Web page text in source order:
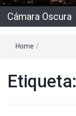
Cámara Oscura
Home /
Etiqueta: